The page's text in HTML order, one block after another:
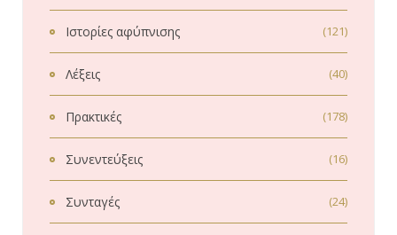
Ιστορίες αφύπνισης (121)
Λέξεις (40)
Πρακτικές (178)
Συνεντεύξεις (16)
Συνταγές (24)